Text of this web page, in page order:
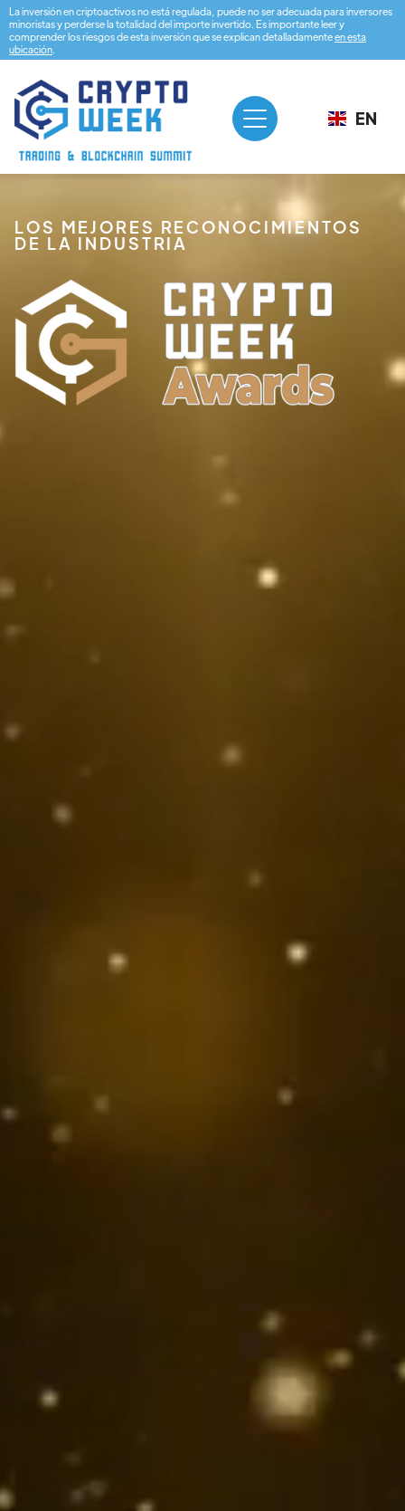
La inversión en criptoactivos no está regulada, puede no ser adecuada para inversores
minoristas y perderse la totalidad del importe invertido. Es importante leer y
comprender los riesgos de esta inversión que se explican detalladamenteen esta
ubicación.
EN
LOS MEJORES RECONOCIMIENTOS
DE LA INDUSTRIA